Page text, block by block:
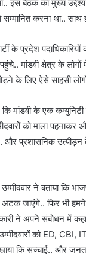
इस बैठक का मुख्य उद्देश्य
सम्मानित करना था..
के प्रदेश
मांडवी क्षेत्र के लोगों
के लिए ऐसे साहसी
मांडवी के एक
को माला पहनाकर
और प्रशासनिक उत्पीड़न
उम्मीदवार ने बताया कि
जाएंगे.. फिर भी हमने
ने अपने संबोधन में
उम्मीदवारों को ED,
कि सच्चाई.. और
पहल: SAS
का बड़ा
बचना
है?
में
में
ये